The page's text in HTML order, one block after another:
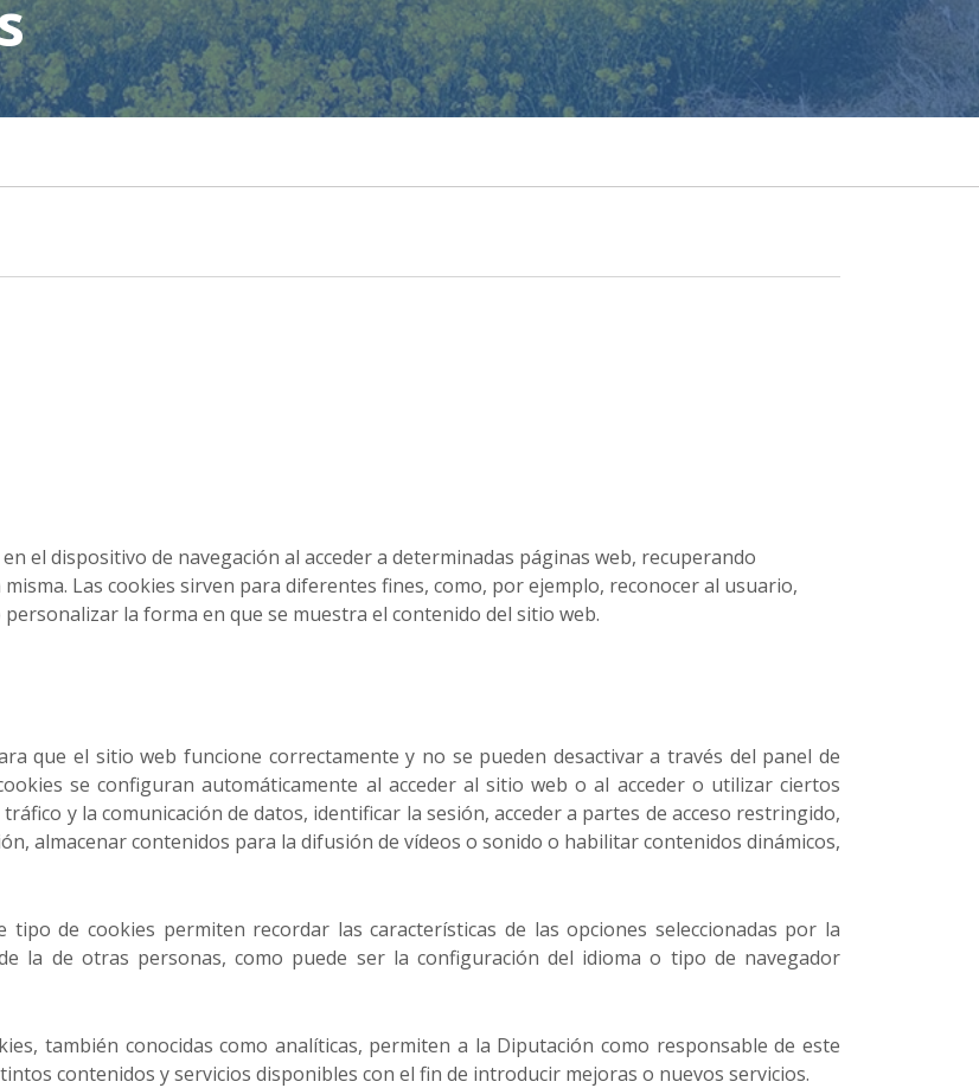
el dispositivo de navegación al acceder a determinadas páginas web, recuperando
Las cookies sirven para diferentes fines, como, por ejemplo, reconocer al usuario,
la forma en que se muestra el contenido del sitio web.
que el sitio web funcione correctamente y no se pueden desactivar a través del panel de
se configuran automáticamente al acceder al sitio web o al acceder o utilizar ciertos
y la comunicación de datos, identificar la sesión, acceder a partes de acceso restringido,
almacenar contenidos para la difusión de vídeos o sonido o habilitar contenidos dinámicos,
tipo de cookies permiten recordar las características de las opciones seleccionadas por la
la de otras personas, como puede ser la configuración del idioma o tipo de navegador
también conocidas como analíticas, permiten a la Diputación como responsable de este
contenidos y servicios disponibles con el fin de introducir mejoras o nuevos servicios.